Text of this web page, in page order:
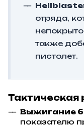
отряда,
также
пистолет.
Тактическая
Выжигание
показателю